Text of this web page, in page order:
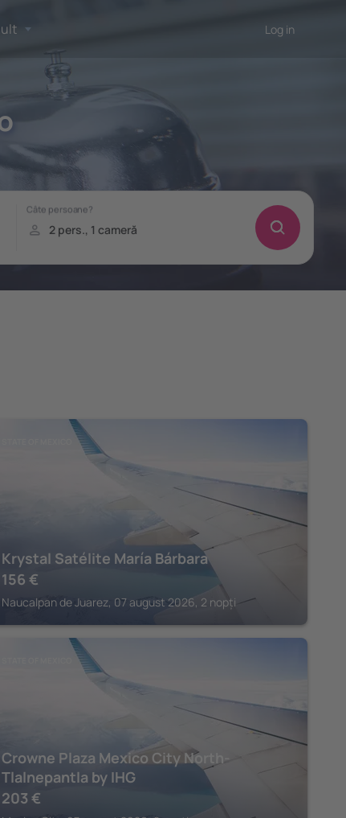
Log in
Krystal Satélite María Bárbara
156 €
Naucalpan de Juarez, 07 august 2026, 2 nopți
Crowne Plaza Mexico City North-
Tlalnepantla by IHG
203 €